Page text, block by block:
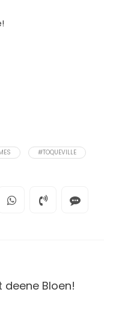
#TOQUEVILLE
deene Bloen!